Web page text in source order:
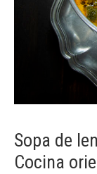
Sopa de
Cocina